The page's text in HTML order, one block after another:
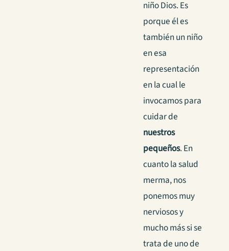
niño Dios. Es
porque él es
también un niño
en esa
representación
en la cual le
invocamos para
cuidar de
nuestros
pequeños. En
cuanto la salud
merma, nos
ponemos muy
nerviosos y
mucho más si se
trata de uno de